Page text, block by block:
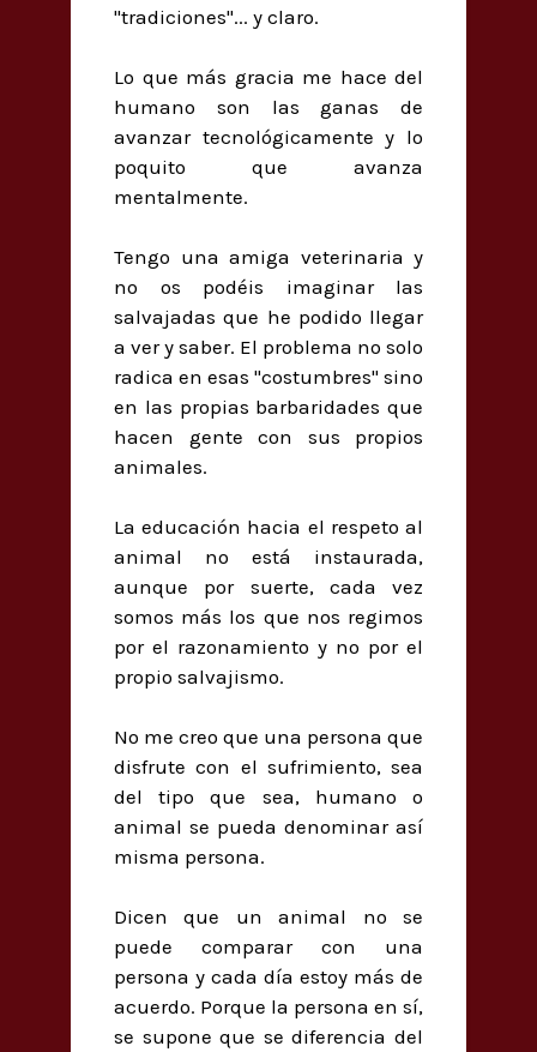
"tradiciones"... y claro.
Lo que más gracia me hace del
humano son las ganas de
avanzar tecnológicamente y lo
poquito que avanza
mentalmente.
Tengo una amiga veterinaria y
no os podéis imaginar las
salvajadas que he podido llegar
a ver y saber. El problema no solo
radica en esas "costumbres" sino
en las propias barbaridades que
hacen gente con sus propios
animales.
La educación hacia el respeto al
animal no está instaurada,
aunque por suerte, cada vez
somos más los que nos regimos
por el razonamiento y no por el
propio salvajismo.
No me creo que una persona que
disfrute con el sufrimiento, sea
del tipo que sea, humano o
animal se pueda denominar así
misma persona.
Dicen que un animal no se
puede comparar con una
persona y cada día estoy más de
acuerdo. Porque la persona en sí,
se supone que se diferencia del